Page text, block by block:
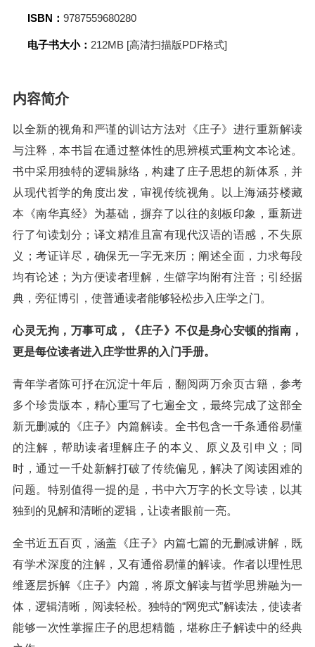
ISBN： 9787559680280
电子书大小： 212MB [高清扫描版PDF格式]
内容简介
以全新的视角和严谨的训诂方法对《庄子》进行重新解读
与注释，本书旨在通过整体性的思辨模式重构文本论述。
书中采用独特的逻辑脉络，构建了庄子思想的新体系，并
从现代哲学的角度出发，审视传统视角。以上海涵芬楼藏
本《南华真经》为基础，摒弃了以往的刻板印象，重新进
行了句读划分；译文精准且富有现代汉语的语感，不失原
义；考证详尽，确保无一字无来历；阐述全面，力求每段
均有论述；为方便读者理解，生僻字均附有注音；引经据
典，旁征博引，使普通读者能够轻松步入庄学之门。
心灵无拘，万事可成，《庄子》不仅是身心安顿的指南，
更是每位读者进入庄学世界的入门手册。
青年学者陈可抒在沉淀十年后，翻阅两万余页古籍，参考
多个珍贵版本，精心重写了七遍全文，最终完成了这部全
新无删减的《庄子》内篇解读。全书包含一千条通俗易懂
的注解，帮助读者理解庄子的本义、原义及引申义；同
时，通过一千处新解打破了传统偏见，解决了阅读困难的
问题。特别值得一提的是，书中六万字的长文导读，以其
独到的见解和清晰的逻辑，让读者眼前一亮。
全书近五百页，涵盖《庄子》内篇七篇的无删减讲解，既
有学术深度的注解，又有通俗易懂的解读。作者以理性思
维逐层拆解《庄子》内篇，将原文解读与哲学思辨融为一
体，逻辑清晰，阅读轻松。独特的“网兜式”解读法，使读者
能够一次性掌握庄子的思想精髓，堪称庄子解读中的经典